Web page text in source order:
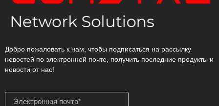
Добро пожаловать к нам, чтобы подписаться на рассылку
новостей по электронной почте, получить последние продукты и
новости от нас!